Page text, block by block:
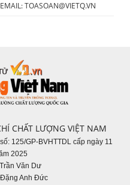
EMAIL:TOASOAN@VIETQ.VN
CHẤT LƯỢNG VIỆT NAM
125/GP-BVHTTDL cấp ngày 11
2025
Văn Dư
Anh Đức